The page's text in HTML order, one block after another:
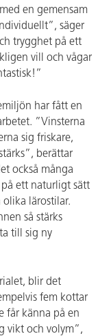
en gemensam
säger
trygghet på ett
vill och vågar
har fått en
”Vinsterna
sig friskare,
berättar
också många
på ett naturligt sätt
lärostilar.
så stärks
till sig ny
blir det
fem kottar
får känna på en
vikt och volym”,